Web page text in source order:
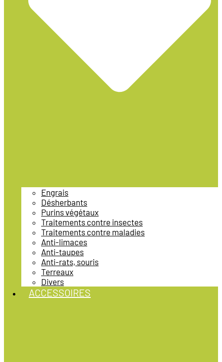
Engrais
Désherbants
Purins végétaux
Traitements contre insectes
Traitements contre maladies
Anti-limaces
Anti-taupes
Anti-rats, souris
Terreaux
Divers
ACCESSOIRES